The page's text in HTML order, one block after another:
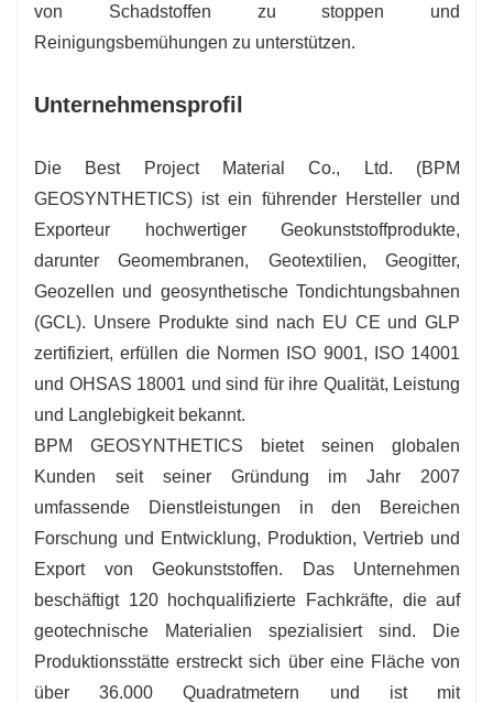
von Schadstoffen zu stoppen und
Reinigungsbemühungen zu unterstützen.
Unternehmensprofil
Die Best Project Material Co., Ltd. (BPM
GEOSYNTHETICS) ist ein führender Hersteller und
Exporteur hochwertiger Geokunststoffprodukte,
darunter Geomembranen, Geotextilien, Geogitter,
Geozellen und geosynthetische Tondichtungsbahnen
(GCL). Unsere Produkte sind nach EU CE und GLP
zertifiziert, erfüllen die Normen ISO 9001, ISO 14001
und OHSAS 18001 und sind für ihre Qualität, Leistung
und Langlebigkeit bekannt.
BPM GEOSYNTHETICS bietet seinen globalen
Kunden seit seiner Gründung im Jahr 2007
umfassende Dienstleistungen in den Bereichen
Forschung und Entwicklung, Produktion, Vertrieb und
Export von Geokunststoffen. Das Unternehmen
beschäftigt 120 hochqualifizierte Fachkräfte, die auf
geotechnische Materialien spezialisiert sind. Die
Produktionsstätte erstreckt sich über eine Fläche von
über 36.000 Quadratmetern und ist mit